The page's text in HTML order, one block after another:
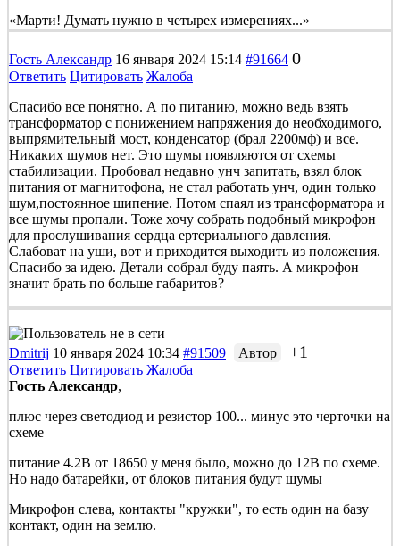
«Марти! Думать нужно в четырех измерениях...»
Гость Александр 16 января 2024 15:14 #91664 0
Ответить Цитировать Жалоба
Спасибо все понятно. А по питанию, можно ведь взять
трансформатор с понижением напряжения до необходимого,
выпрямительный мост, конденсатор (брал 2200мф) и все.
Никаких шумов нет. Это шумы появляются от схемы
стабилизации. Пробовал недавно унч запитать, взял блок
питания от магнитофона, не стал работать унч, один только
шум,постоянное шипение. Потом спаял из трансформатора и
все шумы пропали. Тоже хочу собрать подобный микрофон
для прослушивания сердца ертериального давления.
Слабоват на уши, вот и приходится выходить из положения.
Спасибо за идею. Детали собрал буду паять. А микрофон
значит брать по больше габаритов?
Dmitrij 10 января 2024 10:34 #91509 Автор +1
Ответить Цитировать Жалоба
Гость Александр,
плюс через светодиод и резистор 100... минус это черточки на
схеме
питание 4.2В от 18650 у меня было, можно до 12В по схеме.
Но надо батарейки, от блоков питания будут шумы
Микрофон слева, контакты "кружки", то есть один на базу
контакт, один на землю.